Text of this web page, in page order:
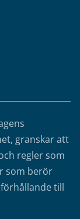
granskar att
regler som
som berör
till